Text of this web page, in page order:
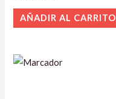
AÑADIR AL CARRITO